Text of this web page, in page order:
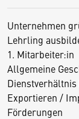
Unternehmen
Lehrling
1. Mitarbeiter:in
Allgemeine
Dienstverhältnis
Exportieren /
Förderungen